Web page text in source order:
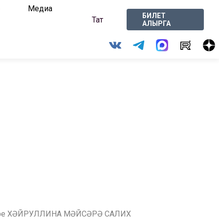
Медиа
Тат
БИЛЕТ
АЛЫРГА
ХӘЙРУЛЛИНА МӘЙСӘРӘ САЛИХ